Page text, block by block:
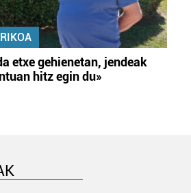
etxe gehienetan, jendeak
hitz egin du»